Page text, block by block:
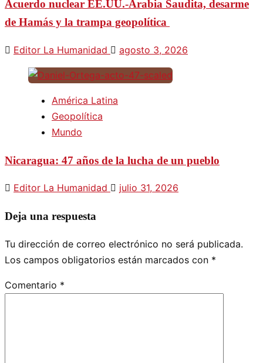
Acuerdo nuclear EE.UU.-Arabia Saudita, desarme
de Hamás y la trampa geopolítica
Editor La Humanidad agosto 3, 2026
América Latina
Geopolítica
Mundo
Nicaragua: 47 años de la lucha de un pueblo
Editor La Humanidad julio 31, 2026
Deja una respuesta
Tu dirección de correo electrónico no será publicada.
Los campos obligatorios están marcados con *
Comentario *